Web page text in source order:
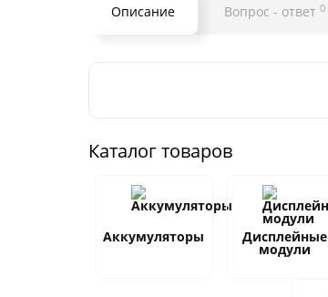
Описание Вопрос - ответ 0
Каталог товаров
Аккумуляторы Дисплейные
модули